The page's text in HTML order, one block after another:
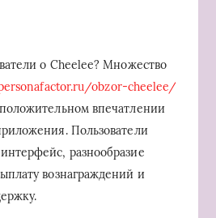
о Cheelee? Множество
obzor-cheelee/
впечатлении
Пользователи
разнообразие
вознаграждений и